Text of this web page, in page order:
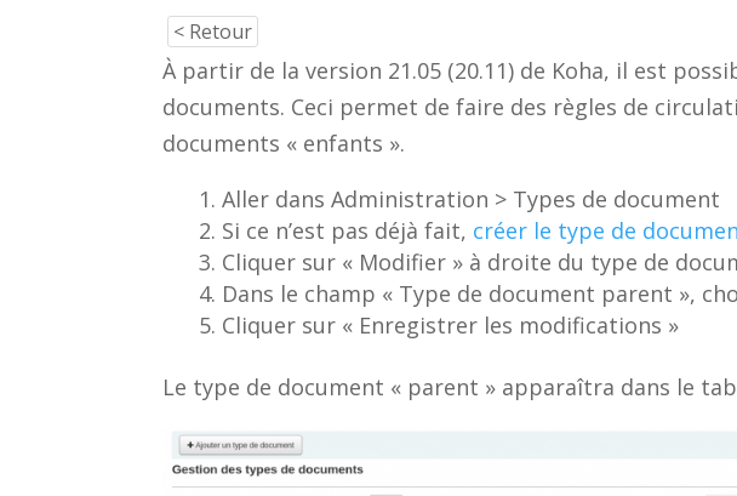
< Retour
À partir de la version 21.05 (20.11) de Koha, il est
documents. Ceci permet de faire des règles de
documents « enfants ».
Aller dans Administration > Types de document
Si ce n’est pas déjà fait, créer le type de
Cliquer sur « Modifier » à droite du type de
Dans le champ « Type de document parent »,
Cliquer sur « Enregistrer les modifications »
Le type de document « parent » apparaîtra dans le